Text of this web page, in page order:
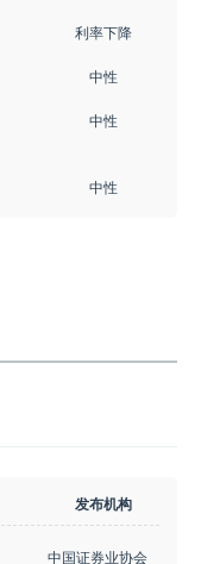
利率下降
中性
中性
中性
发布机构
中国证券业协会